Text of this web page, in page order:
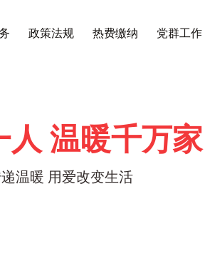
政策法规 热费缴纳 党群工作
人 温暖千万家
温暖 用爱改变生活